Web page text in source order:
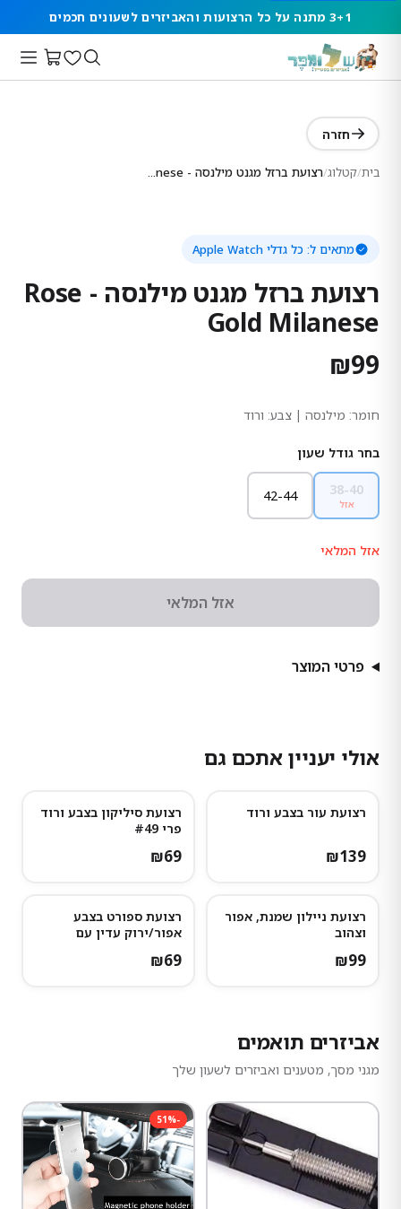
3+1 מתנה על כל הרצועות והאביזרים לשעונים חכמים
חזרה
בית/קטלוג/ רצועת ברזל מגנט מילנסה - Rose Gold Milanese
מתאים ל: כל גדלי Apple Watch
רצועת ברזל מגנט מילנסה - Rose
Gold Milanese
₪99
חומר: מילנסה | צבע: ורוד
בחר גודל שעון
38-40
אזל 42-44
אזל המלאי
אזל המלאי
פרטי המוצר
אולי יעניין אתכם גם
נותרו מעט
רצועת עור בצבע ורוד
₪139
רצועת סיליקון בצבע ורוד
פרי #49
₪69
רצועת ניילון שמנת, אפור
וצהוב
₪99
רצועת ספורט בצבע
אפור/ירוק עדין עם
₪69
אביזרים תואמים
מגני מסך, מטענים ואביזרים לשעון שלך
-
51%